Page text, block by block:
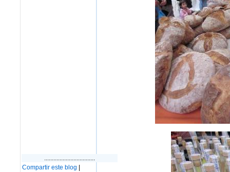
.................................
Compartir este blog